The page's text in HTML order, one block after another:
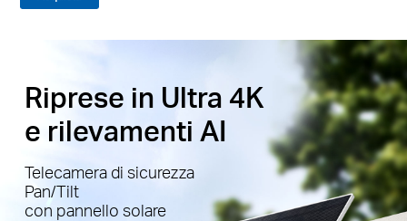
Riprese in Ultra 4K
e rilevamenti AI
Telecamera di sicurezza
Pan/Tilt
con pannello solare